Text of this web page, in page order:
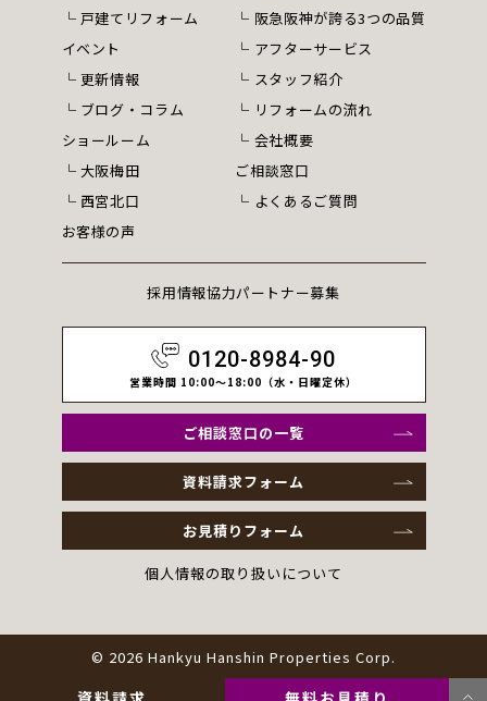
戸建てリフォーム
イベント
更新情報
ブログ・コラム
ショールーム
大阪梅田
西宮北口
お客様の声
阪急阪神が誇る3つの品質
アフターサービス
スタッフ紹介
リフォームの流れ
会社概要
ご相談窓口
よくあるご質問
採用情報協力パートナー募集
0120-8984-90
営業時間 10:00～18:00（水・日曜定休）
ご相談窓口の一覧
資料請求フォーム
お見積りフォーム
個人情報の取り扱いについて
© 2026 Hankyu Hanshin Properties Corp.